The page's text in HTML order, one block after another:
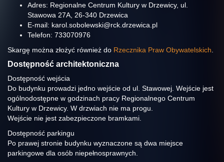
Adres: Regionalne Centrum Kultury w Drzewicy, ul.
Stawowa 27A, 26-340 Drzewica
E-mail: karol.sobolewski@rck.drzewica.pl
Telefon: 733070976
Skargę można złożyć również do Rzecznika Praw Obywatelskich
Dostępność architektoniczna
Dostępność wejścia
Do budynku prowadzi jedno wejście od ul. Stawowej. Wejście jest
ogólnodostępne w godzinach pracy Regionalnego Centrum
Kultury w Drzewicy. W drzwiach nie ma progu.
Wejście nie jest zabezpieczone bramkami.
Dostępność parkingu
Po prawej stronie budynku wyznaczone są dwa miejsce
parkingowe dla osób niepełnosprawnych.